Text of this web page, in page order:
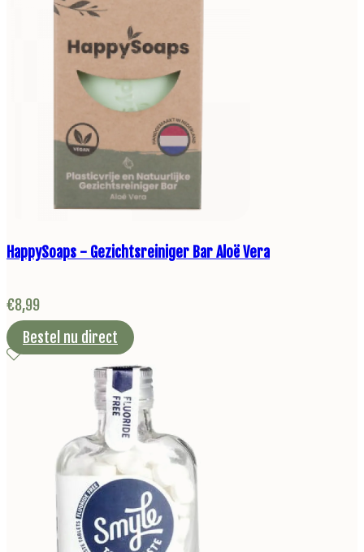
HappySoaps - Gezichtsreiniger Bar Aloë Vera
€8,99
Bestel nu direct